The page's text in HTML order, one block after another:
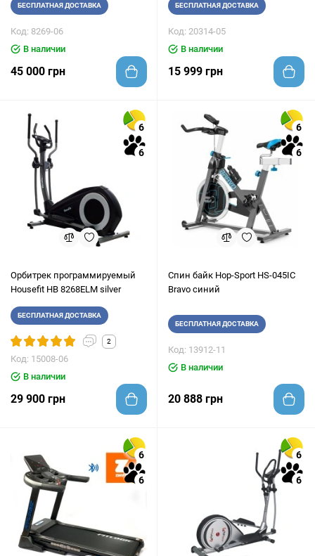
БЕСПЛАТНАЯ ДОСТАВКА
Код: 8269-06
В наличии
45 000 грн
БЕСПЛАТНАЯ ДОСТАВКА
Код: 20314-05
В наличии
15 999 грн
6
6
Орбитрек программируемый
Housefit HB 8268ELM silver
БЕСПЛАТНАЯ ДОСТАВКА
2
Код: 15008-06
В наличии
29 900 грн
6
6
Спин байк Hop-Sport HS-045IC
Bravo синий
БЕСПЛАТНАЯ ДОСТАВКА
Код: 13912-11
В наличии
20 888 грн
6
6
6
6